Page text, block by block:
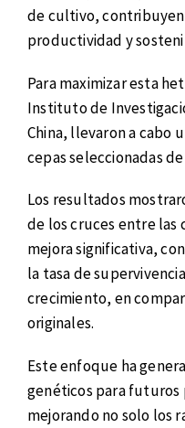
de cultivo,
productividad y
Para maximizar esta
Instituto de
China, llevaron a cabo
cepas seleccionadas
Los resultados
de los cruces entre las
mejora significativa,
la tasa de
crecimiento, en
originales.
Este enfoque ha
genéticos para futuros
mejorando no solo los